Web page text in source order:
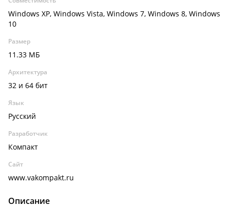
Windows XP, Windows Vista, Windows 7, Windows 8, Windows
10
Размер
11.33 МБ
Архитектура
32 и 64 бит
Язык
Русский
Разработчик
Компакт
Сайт
www.vakompakt.ru
Описание